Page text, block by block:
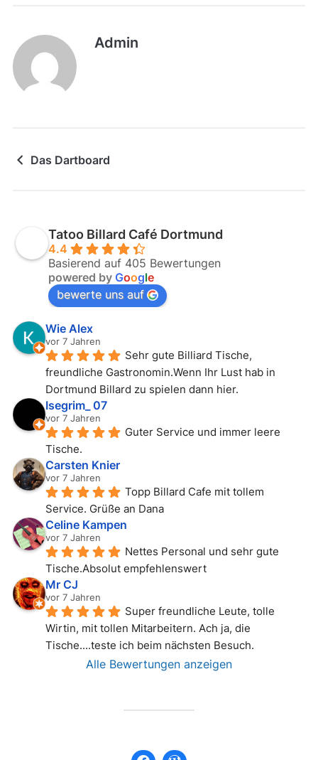
Admin
Das Dartboard
Tatoo Billard Café Dortmund
4.4
Basierend auf 405 Bewertungen
powered by Google
bewerte uns auf
Wie Alex
vor 7 Jahren
Sehr gute Billiard Tische,
freundliche Gastronomin.Wenn Ihr Lust hab in
Dortmund Billard zu spielen dann hier.
Isegrim_ 07
vor 7 Jahren
Guter Service und immer leere
Tische.
Carsten Knier
vor 7 Jahren
Topp Billard Cafe mit tollem
Service. Grüße an Dana
Celine Kampen
vor 7 Jahren
Nettes Personal und sehr gute
Tische.Absolut empfehlenswert
Mr CJ
vor 7 Jahren
Super freundliche Leute, tolle
Wirtin, mit tollen Mitarbeitern. Ach ja, die
Tische....teste ich beim nächsten Besuch.
Alle Bewertungen anzeigen